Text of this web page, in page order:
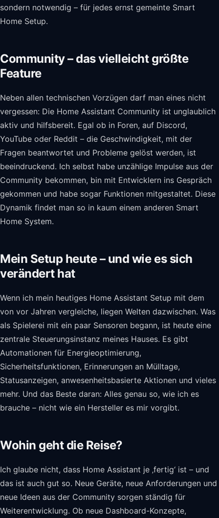
sondern notwendig – für jedes ernst gemeinte Smart
Home Setup.
Community – das vielleicht größte
Feature
Neben allen technischen Vorzügen darf man eines nicht
vergessen: Die Home Assistant Community ist unglaublich
aktiv und hilfsbereit. Egal ob in Foren, auf Discord,
YouTube oder Reddit – die Geschwindigkeit, mit der
Fragen beantwortet und Probleme gelöst werden, ist
beeindruckend. Ich selbst habe unzählige Impulse aus der
Community bekommen, bin mit Entwicklern ins Gespräch
gekommen und habe sogar Funktionen mitgestaltet. Diese
Dynamik findet man so in kaum einem anderen Smart
Home System.
Mein Setup heute – und wie es sich
verändert hat
Wenn ich mein heutiges Home Assistant Setup mit dem
von vor Jahren vergleiche, liegen Welten dazwischen. Was
als Spielerei mit ein paar Sensoren begann, ist heute eine
zentrale Steuerungsinstanz meines Hauses. Es gibt
Automationen für Energieoptimierung,
Sicherheitsfunktionen, Erinnerungen an Mülltage,
Statusanzeigen, anwesenheitsbasierte Aktionen und vieles
mehr. Und das Beste daran: Alles genau so, wie ich es
brauche – nicht wie ein Hersteller es mir vorgibt.
Wohin geht die Reise?
Ich glaube nicht, dass Home Assistant je ‚fertig‘ ist – und
das ist auch gut so. Neue Geräte, neue Anforderungen und
neue Ideen aus der Community sorgen ständig für
Weiterentwicklung. Ob neue Dashboard-Konzepte,